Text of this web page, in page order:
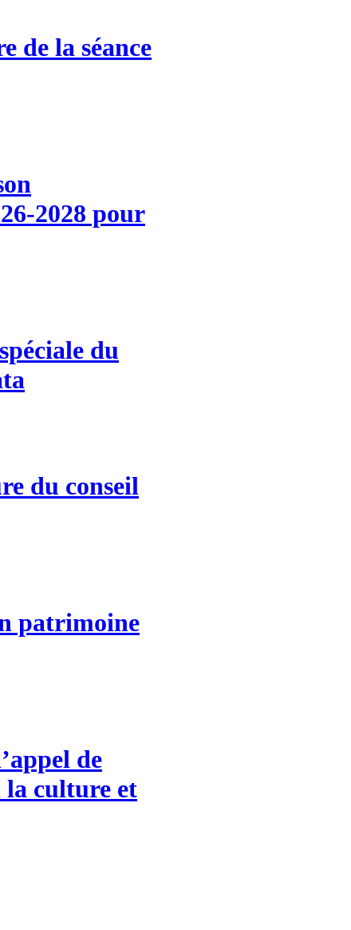
de la séance
2028 pour
du
du conseil
patrimoine
de
la culture et